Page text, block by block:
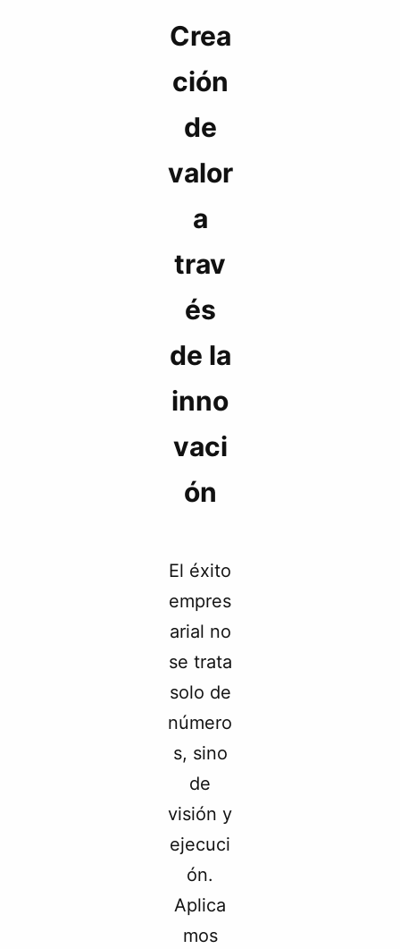
Crea
ción
de
valor
a
trav
és
de la
inno
vaci
ón
El éxito
empres
arial no
se trata
solo de
número
s, sino
de
visión y
ejecuci
ón.
Aplica
mos